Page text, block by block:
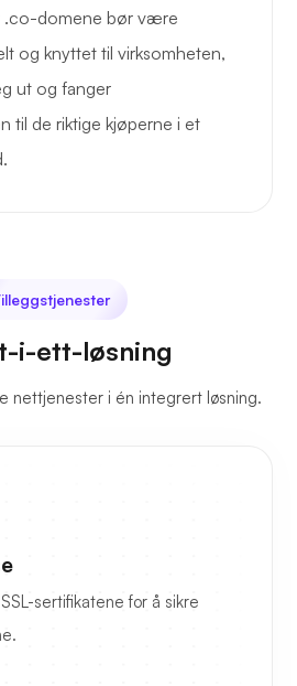
.co-domene bør være
og knyttet til virksomheten,
ut og fanger
til de riktige kjøperne i et
i-ett-løsning
nettjenester i én integrert løsning.
sertifikatene for å sikre